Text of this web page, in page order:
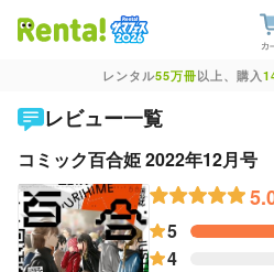
レンタル55万冊以上、購入
レビュー一覧
コミック百合姫 2022年12月号
5
4